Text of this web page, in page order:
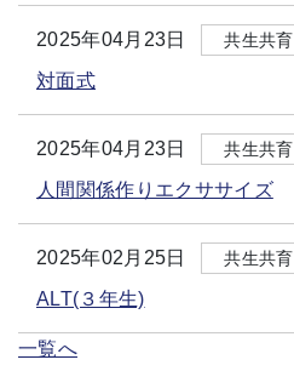
2025年04月23日 共生共育
対面式
2025年04月23日 共生共育
人間関係作りエクササイズ
2025年02月25日 共生共育
ALT(３年生)
一覧へ